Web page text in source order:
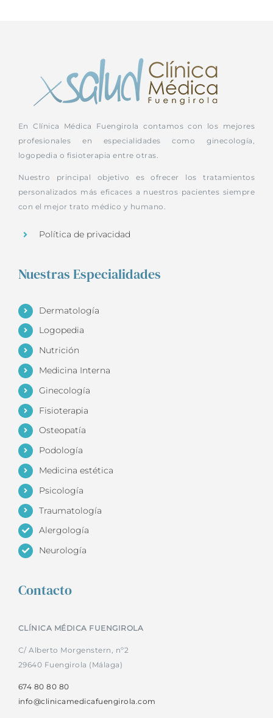
En Clínica Médica Fuengirola contamos con los mejores
profesionales en especialidades como ginecología,
logopedia o fisioterapia entre otras.
Nuestro principal objetivo es ofrecer los tratamientos
personalizados más eficaces a nuestros pacientes siempre
con el mejor trato médico y humano.
Política de privacidad
Nuestras Especialidades
Dermatología
Logopedia
Nutrición
Medicina Interna
Ginecología
Fisioterapia
Osteopatía
Podología
Medicina estética
Psicología
Traumatología
Alergología
Neurología
Contacto
CLÍNICA MÉDICA FUENGIROLA
C/ Alberto Morgenstern, nº2
29640 Fuengirola (Málaga)
674 80 80 80
info@clinicamedicafuengirola.com